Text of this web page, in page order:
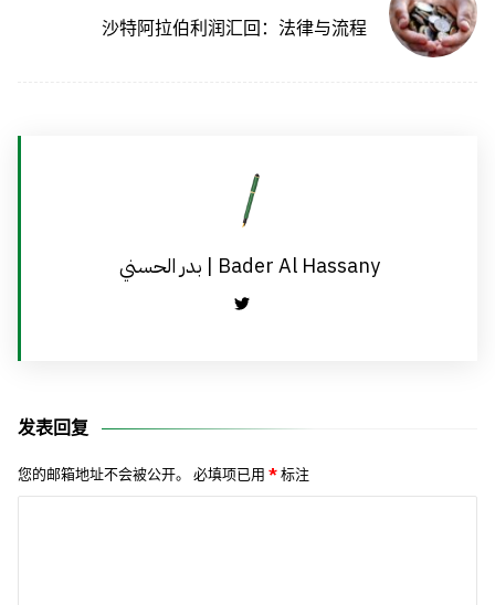
沙特阿拉伯利润汇回：法律与流程
بدر الحسني | Bader Al Hassany
发表回复
您的邮箱地址不会被公开。 必填项已用 *标注